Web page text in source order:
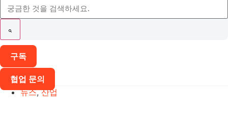
구독
협업 문의
뉴스,산업